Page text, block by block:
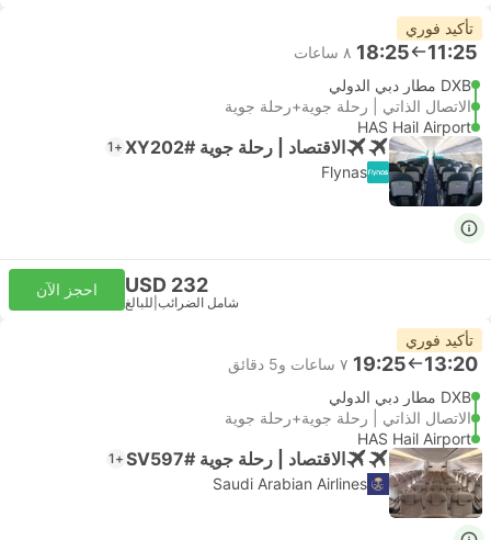
تأكيد فوري
11:25
18:25 ٨ ساعات
DXB مطار دبي الدولي
الاتصال الذاتي | رحلة جوية+رحلة جوية
HAS Hail Airport
الاقتصاد | رحلة جوية #XY202 +1
Flynas
USD 232
شامل الضرائب للبالغ
احجز الآن
تأكيد فوري
13:20
19:25 ٧ ساعات و‫5 دقائق
DXB مطار دبي الدولي
الاتصال الذاتي | رحلة جوية+رحلة جوية
HAS Hail Airport
الاقتصاد | رحلة جوية #SV597 +1
Saudi Arabian Airlines